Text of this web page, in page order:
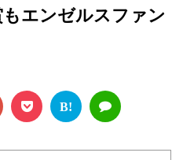
エンゼルスファン
B!